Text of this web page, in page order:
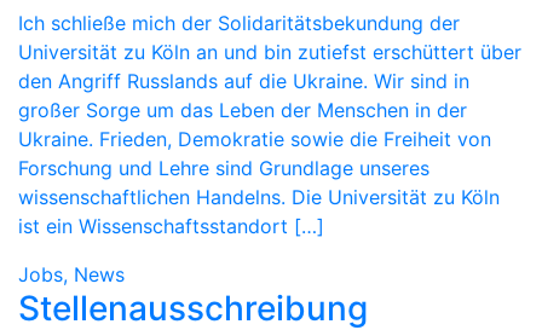
Ich schließe mich der Solidaritätsbekundung der
Universität zu Köln an und bin zutiefst erschüttert über
den Angriff Russlands auf die Ukraine. Wir sind in
großer Sorge um das Leben der Menschen in der
Ukraine. Frieden, Demokratie sowie die Freiheit von
Forschung und Lehre sind Grundlage unseres
wissenschaftlichen Handelns. Die Universität zu Köln
ist ein Wissenschaftsstandort […]
Jobs, News
Stellenausschreibung